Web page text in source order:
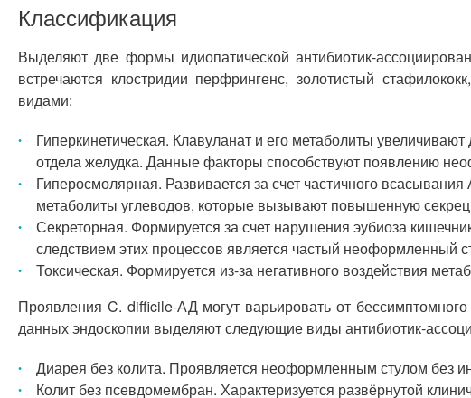
Классификация
Выделяют две формы идиопатической антибиотик-
встречаются клостридии перфрингенс, золотистый
видами:
Гиперкинетическая. Клавуланат и его метаболиты
отдела желудка. Данные факторы способствуют появлению
Гиперосмолярная. Развивается за счет частичного
метаболиты углеводов, которые вызывают повышенную
Секреторная. Формируется за счет нарушения эубиоза
следствием этих процессов является частый неоформленный
Токсическая. Формируется из-за негативного воздействия
Проявления C. difficile-АД могут варьировать от
данных эндоскопии выделяют следующие виды антибиотик-
Диарея без колита. Проявляется неоформленным стулом без
Колит без псевдомембран. Характеризуется развёрнутой